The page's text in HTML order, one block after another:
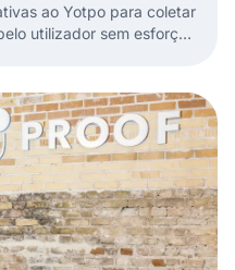
ao Yotpo para coletar
utilizador sem esforço